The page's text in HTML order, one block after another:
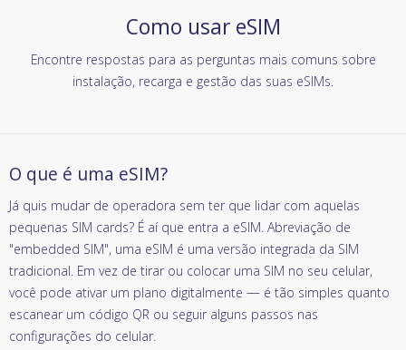
Como usar eSIM
Encontre respostas para as perguntas mais comuns sobre
instalação, recarga e gestão das suas eSIMs.
O que é uma eSIM?
Já quis mudar de operadora sem ter que lidar com aquelas
pequenas SIM cards? É aí que entra a eSIM. Abreviação de
"embedded SIM", uma eSIM é uma versão integrada da SIM
tradicional. Em vez de tirar ou colocar uma SIM no seu celular,
você pode ativar um plano digitalmente — é tão simples quanto
escanear um código QR ou seguir alguns passos nas
configurações do celular.